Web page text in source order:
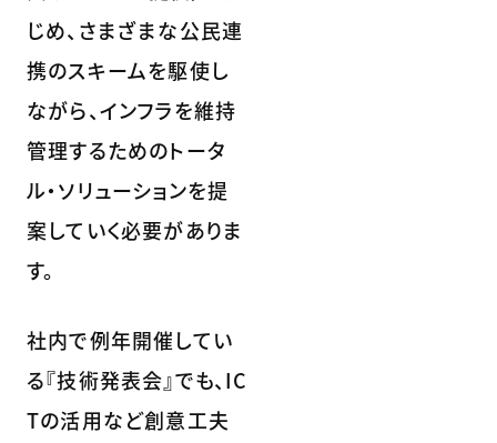
じめ、さまざまな公民連
携のスキームを駆使し
ながら、インフラを維持
管理するためのトータ
ル・ソリューションを提
案していく必要がありま
す。
社内で例年開催してい
る『技術発表会』でも、IC
Tの活用など創意工夫